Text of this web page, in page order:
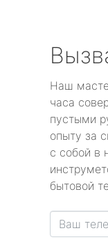
Наш
часа
пустыми
опыту за
с собой в
бытовой